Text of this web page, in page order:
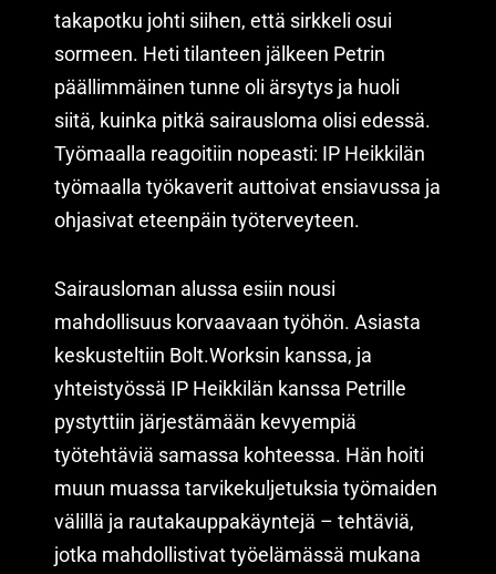
takapotku johti siihen, että sirkkeli osui
sormeen. Heti tilanteen jälkeen Petrin
päällimmäinen tunne oli ärsytys ja huoli
siitä, kuinka pitkä sairausloma olisi edessä.
Työmaalla reagoitiin nopeasti: IP Heikkilän
työmaalla työkaverit auttoivat ensiavussa ja
ohjasivat eteenpäin työterveyteen.
Sairausloman alussa esiin nousi
mahdollisuus korvaavaan työhön. Asiasta
keskusteltiin Bolt.Worksin kanssa, ja
yhteistyössä IP Heikkilän kanssa Petrille
pystyttiin järjestämään kevyempiä
työtehtäviä samassa kohteessa. Hän hoiti
muun muassa tarvikekuljetuksia työmaiden
välillä ja rautakauppakäyntejä – tehtäviä,
jotka mahdollistivat työelämässä mukana